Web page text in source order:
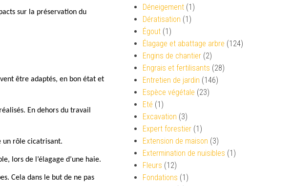
sur la préservation du
être adaptés, en bon état et
En dehors du travail
un rôle cicatrisant.
lors de l’élagage d’une haie.
Cela dans le but de ne pas
Déneigement (1)
Dératisation (1)
Égout (1)
Élagage et abattage arbre (124)
Engins de chantier (2)
Engrais et fertilisants (28)
Entretien de jardin (146)
Espèce végétale (23)
Eté (1)
Excavation (3)
Expert forestier (1)
Extension de maison (3)
Extermination de nuisibles (1)
Fleurs (12)
Fondations (1)